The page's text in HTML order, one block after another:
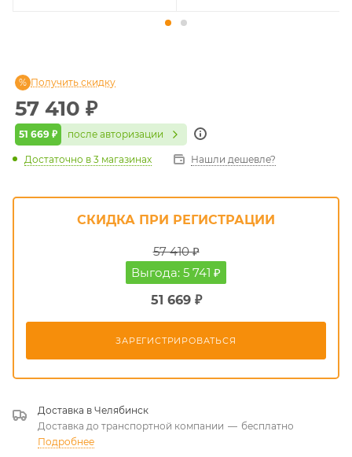
57 410 ₽
51 669 ₽ после авторизации
Получить скидку
Достаточно в 3 магазинах Нашли дешевле?
СКИДКА ПРИ РЕГИСТРАЦИИ
57 410 ₽
Выгода: 5 741 ₽
51 669 ₽
ЗАРЕГИСТРИРОВАТЬСЯ
Доставка в Челябинск
Доставка до транспортной компании — бесплатно
Подробнее